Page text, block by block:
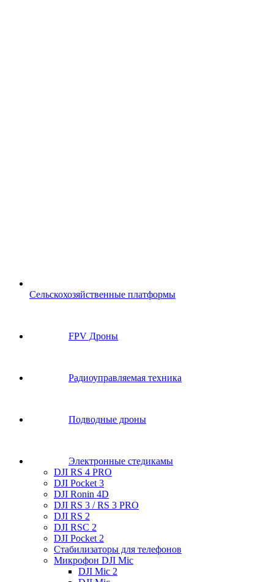
Сельскохозяйственные платформы
FPV Дроны
Радиоуправляемая техника
Подводные дроны
Электронные стедикамы
DJI RS 4 PRO
DJI Pocket 3
DJI Ronin 4D
DJI RS 3 / RS 3 PRO
DJI RS 2
DJI RSC 2
DJI Pocket 2
Стабилизаторы для телефонов
Микрофон DJI Mic
DJI Mic 2